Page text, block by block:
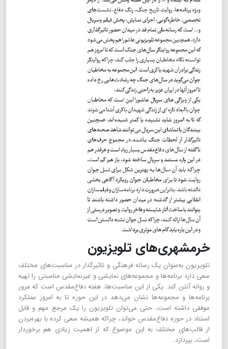
خرمشهری‌های تلویزیون
تلویزیون به‌عنوان یک رسانه فرهنگی و تاثیرگذار در مناسبت‌های مختلف
سعی دارد برنامه‌ها و مجموعه‌های نمایشی و غیرنمایشی مناسبتی را تهیه
و روانه آنتن کند. یکی از این مناسبت‌ها، هفته دفاع‌مقدس است که مرور
برنامه‌ها و مجموعه‌ها نشان می‌دهد در این حوزه تا به امروز عملکرد
موفقی داشته است، حتی می‌توان تلویزیون را یک مرجع مهم و قابل
استناد در حوزه دفاع‌مقدس خواند، چراکه همیشه سعی کرده با بهره‌بردن
از قالب‌های مختلف به این موضوع که از اهمیت زیادی هم برخوردار
است، بپردازد.